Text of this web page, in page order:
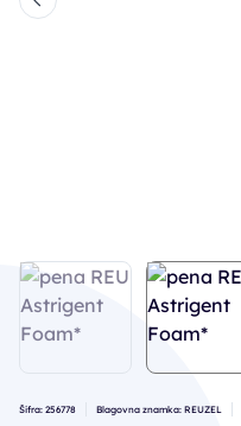
Šifra: 256778 Blagovna znamka: REUZEL